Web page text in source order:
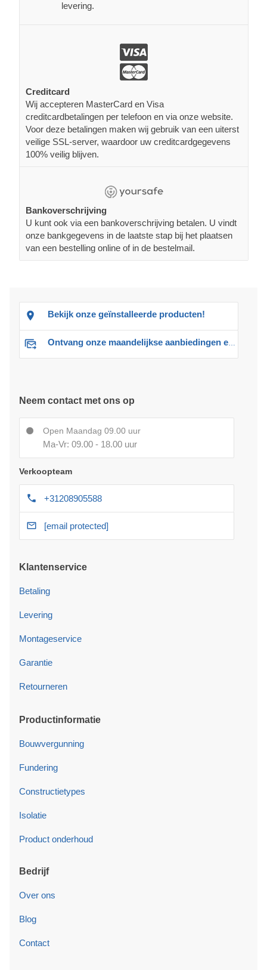
levering.
Creditcard
Wij accepteren MasterCard en Visa
creditcardbetalingen per telefoon en via onze website.
Voor deze betalingen maken wij gebruik van een uiterst
veilige SSL-server, waardoor uw creditcardgegevens
100% veilig blijven.
Bankoverschrijving
U kunt ook via een bankoverschrijving betalen. U vindt
onze bankgegevens in de laatste stap bij het plaatsen
van een bestelling online of in de bestelmail.
Bekijk onze geïnstalleerde producten!
Ontvang onze maandelijkse aanbiedingen en advies
Neem contact met ons op
Open Maandag 09.00 uur
Ma-Vr: 09.00 - 18.00 uur
Verkoopteam
+31208905588
[email protected]
Klantenservice
Betaling
Levering
Montageservice
Garantie
Retourneren
Productinformatie
Bouwvergunning
Fundering
Constructietypes
Isolatie
Product onderhoud
Bedrijf
Over ons
Blog
Contact